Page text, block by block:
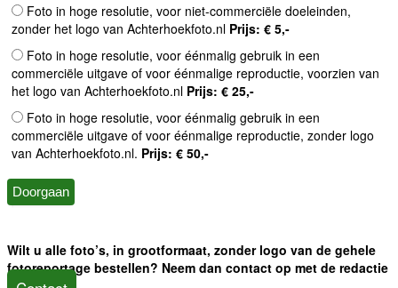
Foto in hoge resolutie, voor niet-commerciële doeleinden,
zonder het logo van Achterhoekfoto.nl Prijs: € 5,-
Foto in hoge resolutie, voor éénmalig gebruik in een
commerciële uitgave of voor éénmalige reproductie, voorzien van
het logo van Achterhoekfoto.nl Prijs: € 25,-
Foto in hoge resolutie, voor éénmalig gebruik in een
commerciële uitgave of voor éénmalige reproductie, zonder logo
van Achterhoekfoto.nl. Prijs: € 50,-
Wilt u alle foto’s, in grootformaat, zonder logo van de gehele
fotoreportage bestellen? Neem dan contact op met de redactie